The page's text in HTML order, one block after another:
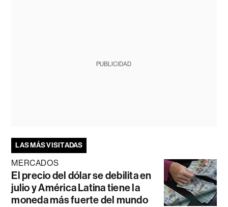
PUBLICIDAD
LAS MÁS VISITADAS
MERCADOS
El precio del dólar se debilita en
julio y América Latina tiene la
moneda más fuerte del mundo